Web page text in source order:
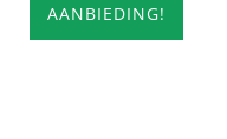
AANBIEDING!